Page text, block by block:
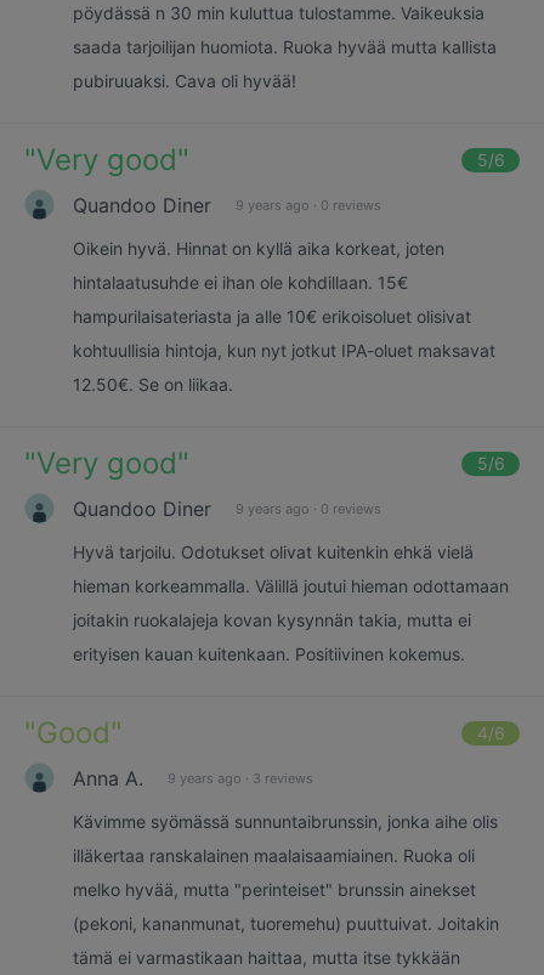
pöydässä n 30 min kuluttua tulostamme. Vaikeuksia
saada tarjoilijan huomiota. Ruoka hyvää mutta kallista
pubiruuaksi. Cava oli hyvää!
"Very good" 5/6
Quandoo Diner 9 years ago · 0 reviews
Oikein hyvä. Hinnat on kyllä aika korkeat, joten
hintalaatusuhde ei ihan ole kohdillaan. 15€
hampurilaisateriasta ja alle 10€ erikoisoluet olisivat
kohtuullisia hintoja, kun nyt jotkut IPA-oluet maksavat
12.50€. Se on liikaa.
"Very good" 5/6
Quandoo Diner 9 years ago · 0 reviews
Hyvä tarjoilu. Odotukset olivat kuitenkin ehkä vielä
hieman korkeammalla. Välillä joutui hieman odottamaan
joitakin ruokalajeja kovan kysynnän takia, mutta ei
erityisen kauan kuitenkaan. Positiivinen kokemus.
"Good" 4/6
Anna A. 9 years ago · 3 reviews
Kävimme syömässä sunnuntaibrunssin, jonka aihe olis
illäkertaa ranskalainen maalaisaamiainen. Ruoka oli
melko hyvää, mutta "perinteiset" brunssin ainekset
(pekoni, kananmunat, tuoremehu) puuttuivat. Joitakin
tämä ei varmastikaan haittaa, mutta itse tykkään